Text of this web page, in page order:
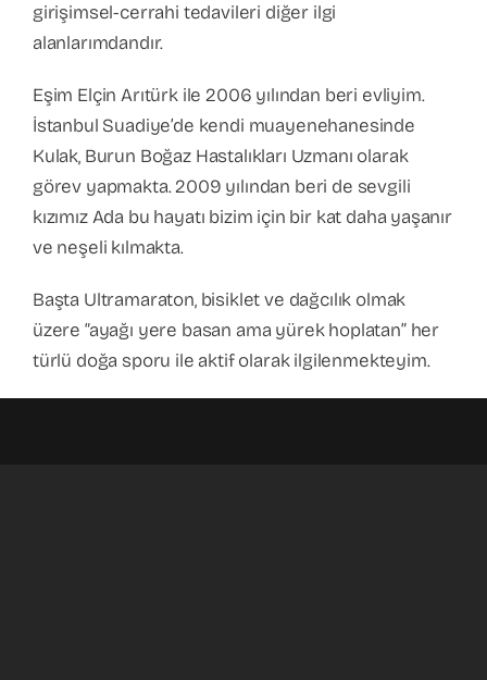
girişimsel-cerrahi tedavileri diğer ilgi
alanlarımdandır.
Eşim Elçin Arıtürk ile 2006 yılından beri evliyim.
İstanbul Suadiye’de kendi muayenehanesinde
Kulak, Burun Boğaz Hastalıkları Uzmanı olarak
görev yapmakta. 2009 yılından beri de sevgili
kızımız Ada bu hayatı bizim için bir kat daha yaşanır
ve neşeli kılmakta.
Başta Ultramaraton, bisiklet ve dağcılık olmak
üzere “ayağı yere basan ama yürek hoplatan” her
türlü doğa sporu ile aktif olarak ilgilenmekteyim.